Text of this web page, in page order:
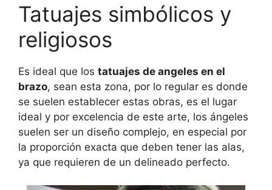
Tatuajes simbólicos y
religiosos
Es ideal que los tatuajes de angeles en el
brazo, sean esta zona, por lo regular es donde
se suelen establecer estas obras, es el lugar
ideal y por excelencia de este arte, los ángeles
suelen ser un diseño complejo, en especial por
la proporción exacta que deben tener las alas,
ya que requieren de un delineado perfecto.